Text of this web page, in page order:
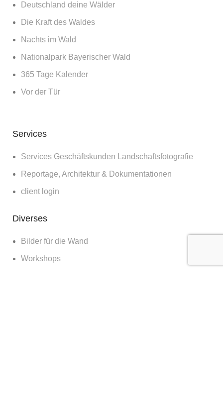
Deutschland deine Wälder
Die Kraft des Waldes
Nachts im Wald
Nationalpark Bayerischer Wald
365 Tage Kalender
Vor der Tür
Services
Services Geschäftskunden Landschaftsfotografie
Reportage, Architektur & Dokumentationen
client login
Diverses
Bilder für die Wand
Workshops